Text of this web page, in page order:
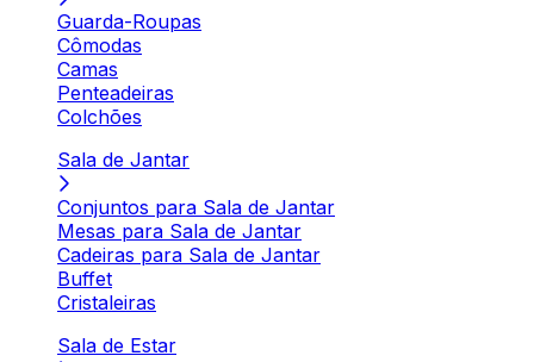
Guarda-Roupas
Cômodas
Camas
Penteadeiras
Colchões
Sala de Jantar
Conjuntos para Sala de Jantar
Mesas para Sala de Jantar
Cadeiras para Sala de Jantar
Buffet
Cristaleiras
Sala de Estar